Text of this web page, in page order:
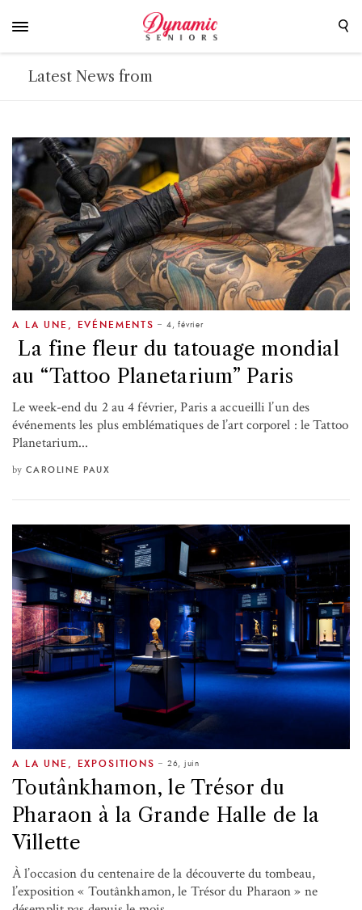
Latest News from
A LA UNE EVÉNEMENTS 4, février
La fine fleur du tatouage mondial
au “Tattoo Planetarium” Paris
Le week-end du 2 au 4 février, Paris a accueilli l’un des
événements les plus emblématiques de l’art corporel : le Tattoo
Planetarium...
by CAROLINE PAUX
A LA UNE , EXPOSITIONS 26, juin
Toutânkhamon, le Trésor du
Pharaon à la Grande Halle de la
Villette
À l’occasion du centenaire de la découverte du tombeau,
l’exposition « Toutânkhamon, le Trésor du Pharaon » ne